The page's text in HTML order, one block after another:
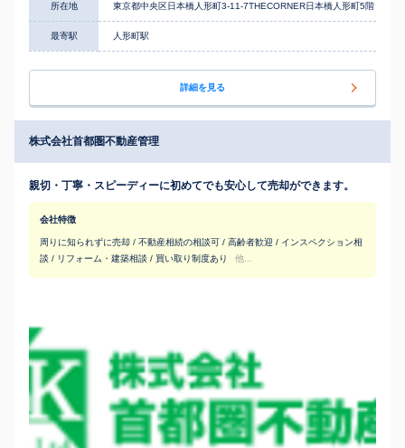
所在地 東京都中央区日本橋人形町3-11-7THECORNER日本橋人形町5階
最寄駅 人形町駅
詳細を見る
株式会社首都圏不動産管理
親切・丁寧・スピーディーに初めてでも安心して売却ができます。
会社特徴
周りに知られずに売却 / 不動産相続の相談可 / 高齢者歓迎 / インスペクション相
談 / リフォーム・建築相談 / 買い取り制度あり
他...